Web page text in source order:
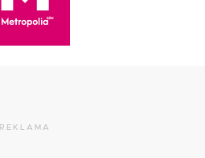
REKLAMA